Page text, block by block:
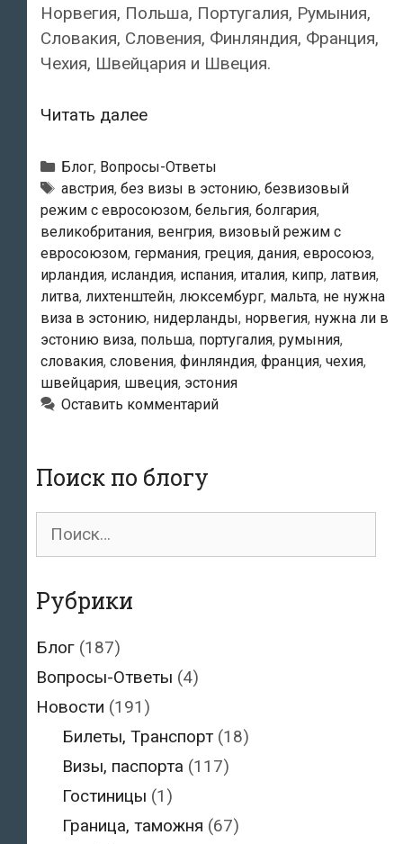
Норвегия, Польша, Португалия, Румыния,
Словакия, Словения, Финляндия, Франция,
Чехия, Швейцария и Швеция.
Читать далееКто
право
на
въезд
в
Эстонию
без
визы?
Рубрики
Блог, Вопросы-Ответы
Метки
австрия, без визы в эстонию, безвизовый
режим с евросоюзом, бельгия, болгария,
великобритания, венгрия, визовый режим с
евросоюзом, германия, греция, дания, евросоюз,
ирландия, исландия, испания, италия, кипр, латвия,
литва, лихтенштейн, люксембург, мальта, не нужна
виза в эстонию, нидерланды, норвегия, нужна ли в
эстонию виза, польша, португалия, румыния,
словакия, словения, финляндия, франция, чехия,
швейцария, швеция, эстония
Оставить комментарий
Поиск по блогу
Поиск
Рубрики
Блог (187)
Вопросы-Ответы (4)
Новости (191)
Билеты, Транспорт(18)
Визы, паспорта (117)
Гостиницы (1)
Граница, таможня (67)